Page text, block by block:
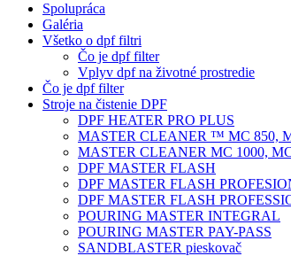
Spolupráca
Galéria
Všetko o dpf filtri
Čo je dpf filter
Vplyv dpf na životné prostredie
Čo je dpf filter
Stroje na čistenie DPF
DPF HEATER PRO PLUS
MASTER CLEANER ™ MC 850,
MASTER CLEANER MC 1000,
DPF MASTER FLASH
DPF MASTER FLASH
DPF MASTER FLASH
POURING MASTER INTEGRAL
POURING MASTER PAY-PASS
SANDBLASTER pieskovač